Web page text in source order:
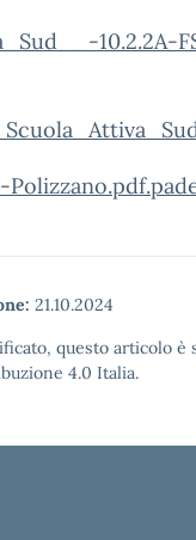
10.2.2A-
21.10.2024
questo articolo è
4.0 Italia.